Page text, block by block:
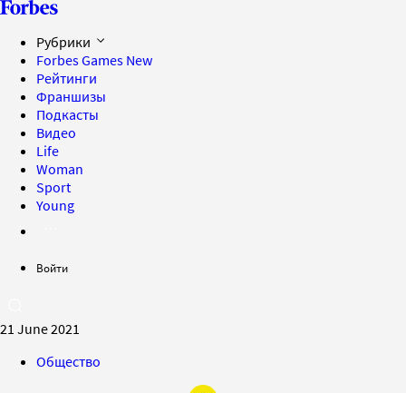
Рубрики
Forbes Games New
Рейтинги
Франшизы
Подкасты
Видео
Life
Woman
Sport
Young
Войти
21 June 2021
Общество